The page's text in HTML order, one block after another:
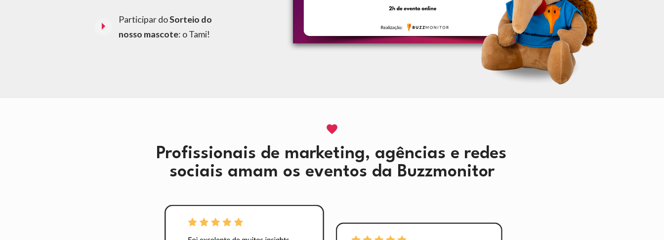
Participar do Sorteio do
nosso mascote: o Tami!
Profissionais de marketing, agências e redes
sociais amam os eventos da Buzzmonitor